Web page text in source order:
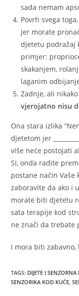
sada nemam
Povrh svega
jer morate
djetetu podražaj
primjer:
skakanjem,
laganim
Zadnje, ali
vjerojatno nisu
Ona stara izlika
djetetom jer
više neće postojati
SI, onda radite
postane način Vaše
zaboravite da ako i
morate biti djetetu
sata terapije kod
ne znači da trebate
I mora biti zabavno,
TAGS: DIJETE I SENZORNA
SENZORIKA KOD KUĆE,